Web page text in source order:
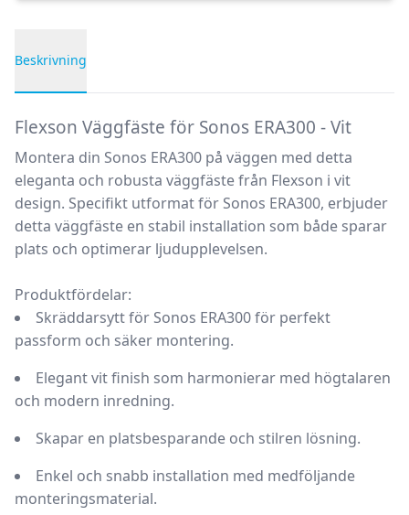
Beskrivning
Flexson Väggfäste för Sonos ERA300 - Vit
Montera din Sonos ERA300 på väggen med detta
eleganta och robusta väggfäste från Flexson i vit
design. Specifikt utformat för Sonos ERA300, erbjuder
detta väggfäste en stabil installation som både sparar
plats och optimerar ljudupplevelsen.
Produktfördelar:
Skräddarsytt för Sonos ERA300 för perfekt
passform och säker montering.
Elegant vit finish som harmonierar med högtalaren
och modern inredning.
Skapar en platsbesparande och stilren lösning.
Enkel och snabb installation med medföljande
monteringsmaterial.